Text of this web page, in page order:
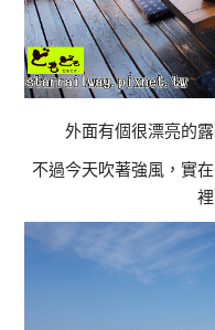
外面有個很漂亮的
不過今天吹著強風，實